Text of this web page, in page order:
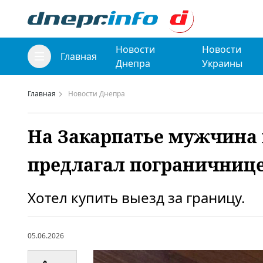
Главная
Новости
Днепра
Новости
Украины
Главная Новости Днепра
На Закарпатье
предлагал
Хотел купить выезд за границу.
05.06.2026